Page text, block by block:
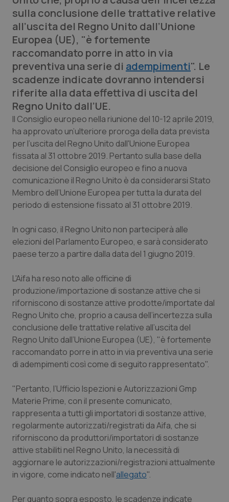
Basilicata
Calabria
Campania
Emilia-Romagna
Friuli Venezia Giulia
Lazio
Liguria
Lombardia
Marche
Piemonte
Provincia Autonoma di Bolzano
Provincia Autonoma di Trento
Puglia
Sardegna
Sicilia
Toscana
Umbria
Artrite & artrosi
Asma & BPCO
Car-T
Colesterolo & coronaropatie
Dermatite Atopica
Diabete & glucometri
Disturbi dell’umore
Dolore
Donna & Salute
HIV
Infezioni & Febbre
Ipertensione & Scompenso
Malattie rare
Malattia di Crohn & Rettocolite Ulcerosa
Neuroscienze & patologie neurodegenerative
Obesità
Oftalmologia
QS Club Newsletter
sulla conclusione delle trattative relative
all’uscita del Regno Unito dall’Unione
Europea (UE), "è fortemente
raccomandato porre in atto in via
preventiva una serie di adempimenti". Le
scadenze indicate dovranno intendersi
riferite alla data effettiva di uscita del
Regno Unito dall’UE.
Il Consiglio europeo nella riunione del 10-12 aprile 2019,
ha approvato un’ulteriore proroga della data prevista
per l’uscita del Regno Unito dall'Unione Europea
fissata al 31 ottobre 2019. Pertanto sulla base della
decisione del Consiglio europeo e fino a nuova
comunicazione il Regno Unito è da considerarsi Stato
Membro dell’Unione Europea per tutta la durata del
periodo di estensione fissato al 31 ottobre 2019.
In ogni caso, il Regno Unito non parteciperà alle
elezioni del Parlamento Europeo, e sarà considerato
paese terzo a partire dalla data del 1 giugno 2019.
L'Aifa ha reso noto alle officine di
produzione/importazione di sostanze attive che si
riforniscono di sostanze attive prodotte/importate dal
Regno Unito che, proprio a causa dell’incertezza sulla
conclusione delle trattative relative all’uscita del
Regno Unito dall’Unione Europea (UE), "è fortemente
raccomandato porre in atto in via preventiva una serie
di adempimenti così come di seguito rappresentato".
"Pertanto, l’Ufficio Ispezioni e Autorizzazioni Gmp
Materie Prime, con il presente comunicato,
rappresenta a tutti gli importatori di sostanze attive,
regolarmente autorizzati/registrati da Aifa, che si
riforniscono da produttori/importatori di sostanze
attive stabiliti nel Regno Unito, la necessità di
aggiornare le autorizzazioni/registrazioni attualmente
in vigore, come indicato nell'allegato".
Per quanto sopra esposto, le scadenze indicate